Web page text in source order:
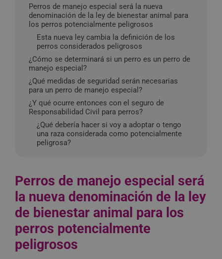
Perros de manejo especial será la nueva
denominación de la ley de bienestar animal para
los perros potencialmente peligrosos
Esta nueva ley cambia la definición de los
perros considerados peligrosos
¿Cómo se determinará si un perro es un perro de
manejo especial?
¿Qué medidas de seguridad serán necesarias
para un perro de manejo especial?
¿Y qué ocurre entonces con el seguro de
Responsabilidad Civil para perros?
¿Qué debería hacer si voy a adoptar o tengo
una raza considerada como potencialmente
peligrosa?
Perros de manejo especial será
la nueva denominación de la ley
de bienestar animal para los
perros potencialmente
peligrosos